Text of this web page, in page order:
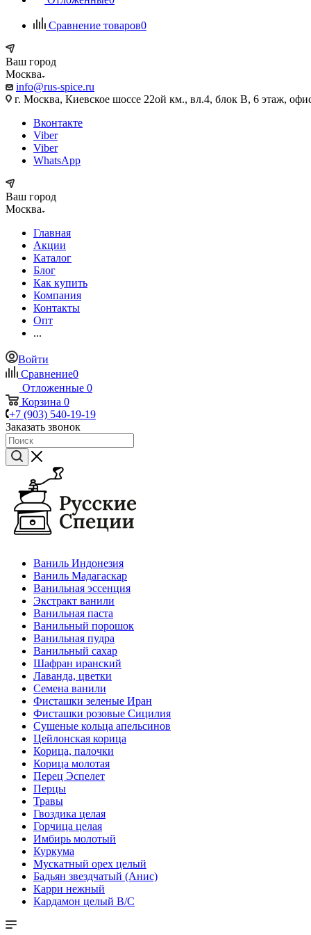
Сравнение товаров0
Ваш город
Москва
info@rus-spice.ru
г. Москва, Киевское шоссе 22ой км., вл.4, блок В, 6
Вконтакте
Viber
Viber
WhatsApp
Ваш город
Москва
Главная
Акции
Каталог
Блог
Как купить
Компания
Контакты
Опт
...
Войти
Сравнение0
Отложенные 0
Корзина 0
+7 (903) 540-19-19
Заказать звонок
Ваниль Индонезия
Ваниль Мадагаскар
Ванильная эссенция
Экстракт ванили
Ванильная паста
Ванильный порошок
Ванильная пудра
Ванильный сахар
Шафран иранский
Лаванда, цветки
Семена ванили
Фисташки зеленые Иран
Фисташки розовые Сицилия
Сушеные кольца апельсинов
Цейлонская корица
Корица, палочки
Корица молотая
Перец Эспелет
Перцы
Травы
Гвоздика целая
Горчица целая
Имбирь молотый
Куркума
Мускатный орех целый
Бадьян звездчатый (Анис)
Карри нежный
Кардамон целый В/С